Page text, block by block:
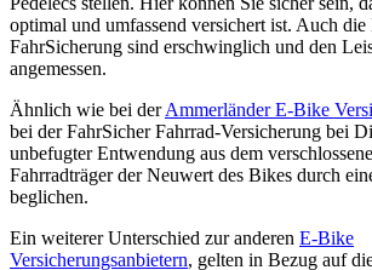
optimal und umfassend versichert ist. Auch die
FahrSicherung sind erschwinglich und den
angemessen.
Ähnlich wie bei derAmmerländer E-Bike
bei der FahrSicher Fahrrad-Versicherung bei
unbefugter Entwendung aus dem
Fahrradträger der Neuwert des Bikes durch
beglichen.
Ein weiterer Unterschied zur anderen E-Bike
Versicherungsanbietern, gelten in Bezug auf